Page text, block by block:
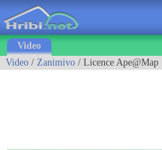
Video
Video / Zanimivo / Licence Ape@Map